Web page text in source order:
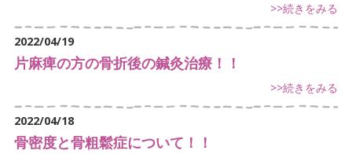
>>続きをみる
2022/04/19
片麻痺の方の骨折後の鍼灸治療！！
>>続きをみる
2022/04/18
骨密度と骨粗鬆症について！！